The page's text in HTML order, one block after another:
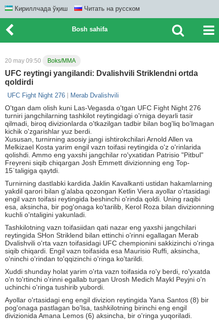
Кириллчада ўқиш Читать на русском
Bosh sahifa
20 may 09:50 Boks/MMA
UFC reytingi yangilandi: Dvalishvili Striklendni ortda
qoldirdi
UFC Fight Night 276 Merab Dvalishvili
O'tgan dam olish kuni Las-Vegasda o'tgan UFC Fight Night 276
turniri jangchilarning tashkilot reytingidagi o'rniga deyarli tasir
qilmadi, biroq divizionlarda o'tkazilgan tadbir bilan bog'liq bo'lmagan
kichik o'zgarishlar yuz berdi.
Xususan, turnirning asosiy jangi ishtirokchilari Arnold Allen va
Melkizael Kosta yarim engil vazn toifasi reytingida o'z o'rinlarida
qolishdi. Ammo eng yaxshi jangchilar ro'yxatidan Patrisio "Pitbul"
Freyreni siqib chiqargan Josh Emmett divizionning eng Top-
15`taligiga qaytdi.
Turnirning dastlabki kardida Jaklin Kavalkanti ustidan hakamlarning
yakdil qarori bilan g'alaba qozongan Ketlin Viera ayollar o'rtasidagi
engil vazn toifasi reytingida beshinchi o'rinda qoldi. Uning raqibi
esa, aksincha, bir pog'onaga ko'tarilib, Kerol Roza bilan divizionning
kuchli o'ntaligini yakunladi.
Tashkilotning vazn toifasiidan qati nazar eng yaxshi jangchilari
reytingida SHon Striklend bilan ettinchi o'rinni egallagan Merab
Dvalishvili o'rta vazn toifasidagi UFC chempionini sakkizinchi o'ringa
siqib chiqardi. Engil vazn toifasida esa Maurisio Ruffi, aksincha,
o'ninchi o'rindan to'qqizinchi o'ringa ko'tarildi.
Xuddi shunday holat yarim o'rta vazn toifasida ro'y berdi, ro'yxatda
o'n to'rtinchi o'rinni egallab turgan Urosh Medich Maykl Peyjni o'n
uchinchi o'ringa tushirib yubordi.
Ayollar o'rtasidagi eng engil divizion reytingida Yana Santos (8) bir
pog'onaga pastlagan bo'lsa, tashkilotning birinchi eng engil
divizionida Amana Lemos (6) aksincha, bir o'ringa yuqoriladi.